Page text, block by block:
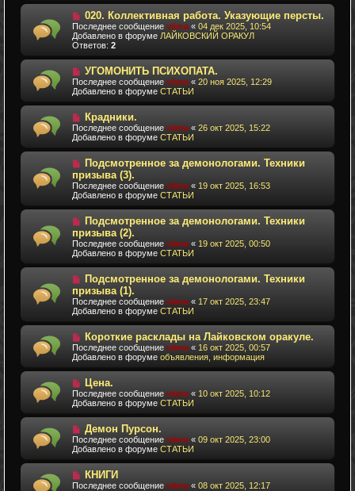
н
и
е
е
с
о
о
б
е
н
и
е
Н
о
в
о
е
с
о
о
б
е
и
е
020. Коллективная работа. Указующие персты.
Последнее сообщение viima « 04 дек 2025, 10:54
Добавлено в форуме ЛАЙКОВСКИЙ ОРАКУЛ
Ответов: 2
Н
о
в
о
е
о
о
щ
н
и
е
УГОМОНИТЬ ПСИХОПАТА.
Последнее сообщение viima « 20 ноя 2025, 12:29
Добавлено в форуме СТАТЬИ
Н
о
в
о
е
о
о
б
щ
е
н
и
е
Крадники.
Последнее сообщение viima « 26 окт 2025, 15:22
Добавлено в форуме СТАТЬИ
Н
в
о
е
с
о
о
б
щ
е
н
и
е
Подсмотренное за демонологами. Техники
призыва (3).
Последнее сообщение viima « 19 окт 2025, 16:53
Добавлено в форуме СТАТЬИ
Н
в
о
е
с
о
о
б
щ
е
н
и
е
Подсмотренное за демонологами. Техники
призыва (2).
Последнее сообщение viima « 19 окт 2025, 00:50
Добавлено в форуме СТАТЬИ
Н
в
о
е
с
о
о
б
щ
е
н
и
е
Подсмотренное за демонологами. Техники
призыва (1).
Последнее сообщение viima « 17 окт 2025, 23:47
Добавлено в форуме СТАТЬИ
Н
о
в
о
е
о
о
щ
е
н
и
Короткие расклады на Лайковском оракуле.
Последнее сообщение viima « 16 окт 2025, 00:57
Добавлено в форуме объявления, информация
Н
о
в
о
е
с
о
о
щ
н
Цена.
Последнее сообщение viima « 10 окт 2025, 10:12
Добавлено в форуме СТАТЬИ
Н
о
в
о
е
о
Демон Пурсон.
Последнее сообщение viima « 09 окт 2025, 23:00
Добавлено в форуме СТАТЬИ
Н
о
КНИГИ
Последнее сообщение viima « 08 окт 2025, 12:17